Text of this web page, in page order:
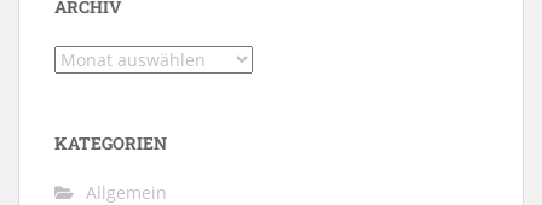
ARCHIV
Archiv
KATEGORIEN
Allgemein